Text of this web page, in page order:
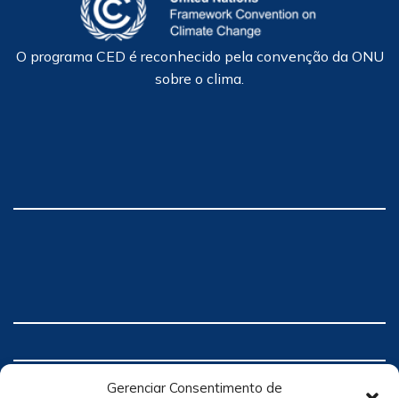
Gerenciar Consentimento de
O programa CED é reconhecido pela convenção da ONU
sobre o clima.